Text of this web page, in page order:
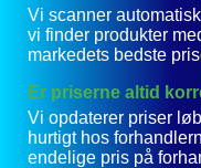
Vi scanner
vi finder produkter
markedets bedste
Er priserne altid
Vi opdaterer priser
hurtigt hos
endelige pris på